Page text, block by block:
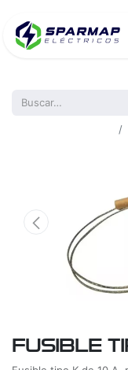
FUSIBLE